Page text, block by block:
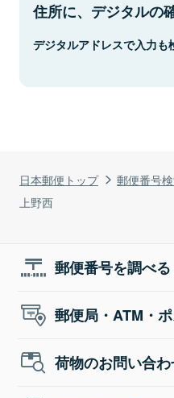
日本郵便トップ 郵便番号
上野西
住所に、デジタルの
デジタルアドレスで入力も
郵便番号を調べる
郵便局・ATM・
荷物のお問い合